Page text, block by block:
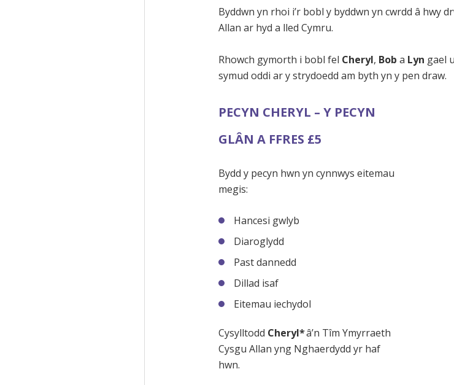
Byddwn yn rhoi i’r bobl y byddwn yn cwrdd â hwy
Allan ar hyd a lled Cymru.
Rhowch gymorth i bobl fel Cheryl, Bob a Lyn gael
symud oddi ar y strydoedd am byth yn y pen draw.
PECYN CHERYL – Y PECYN
GLÂN A FFRES £5
Bydd y pecyn hwn yn cynnwys eitemau
megis:
Hancesi gwlyb
Diaroglydd
Past dannedd
Dillad isaf
Eitemau iechydol
Cysylltodd Cheryl*â’n Tîm Ymyrraeth
Cysgu Allan yng Nghaerdydd yr haf
hwn.